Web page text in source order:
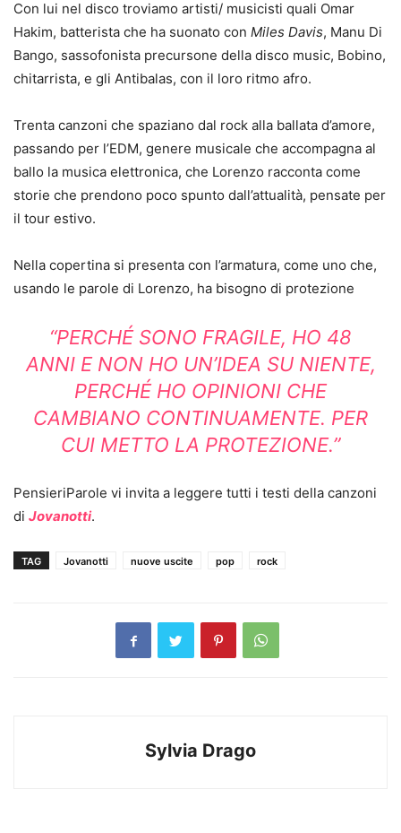
Con lui nel disco troviamo artisti/ musicisti quali Omar
Hakim, batterista che ha suonato con Miles Davis, Manu Di
Bango, sassofonista precursone della disco music, Bobino,
chitarrista, e gli Antibalas, con il loro ritmo afro.
Trenta canzoni che spaziano dal rock alla ballata d’amore,
passando per l’EDM, genere musicale che accompagna al
ballo la musica elettronica, che Lorenzo racconta come
storie che prendono poco spunto dall’attualità, pensate per
il tour estivo.
Nella copertina si presenta con l’armatura, come uno che,
usando le parole di Lorenzo, ha bisogno di protezione
“PERCHÉ SONO FRAGILE, HO 48
ANNI E NON HO UN’IDEA SU NIENTE,
PERCHÉ HO OPINIONI CHE
CAMBIANO CONTINUAMENTE. PER
CUI METTO LA PROTEZIONE.”
PensieriParole vi invita a leggere tutti i testi della canzoni
di Jovanotti.
TAG Jovanotti nuove uscite pop rock
Sylvia Drago